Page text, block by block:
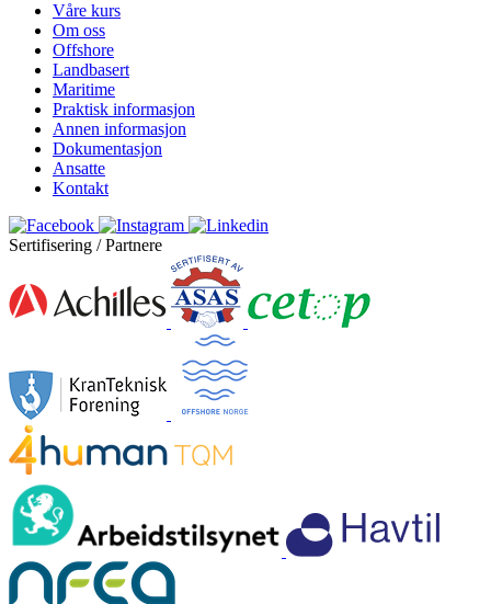
Våre kurs
Om oss
Offshore
Landbasert
Maritime
Praktisk informasjon
Annen informasjon
Dokumentasjon
Ansatte
Kontakt
Sertifisering / Partnere